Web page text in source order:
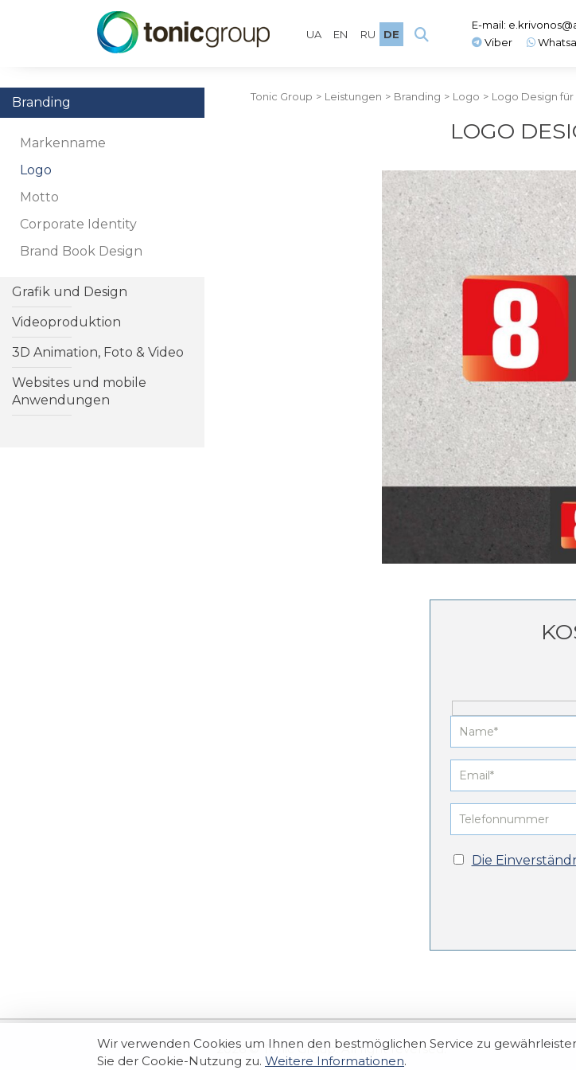
UA EN RU DE
E-mail:
Viber
Branding
Markenname
Logo
Motto
Corporate Identity
Brand Book Design
Grafik und Design
Videoproduktion
3D Animation, Foto & Video
Websites und mobile
Anwendungen
Tonic Group > Leistungen > Branding > Logo > Logo Design
LOGO
Die
2026 © Tonic Group. All right reversed.
Wir verwenden Cookies um Ihnen den bestmöglichen Service zu
Sie der Cookie-Nutzung zu. Weitere Informationen.